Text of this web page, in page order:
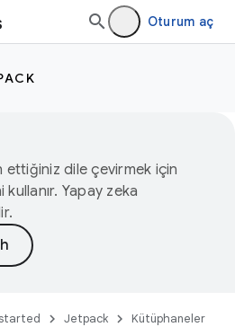
Oturum aç
dile çevirmek için
Yapay zeka
Jetpack Kütüphaneler